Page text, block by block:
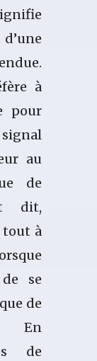
à
pour
signal
au
de
dit,
tout à
se
de
En
de